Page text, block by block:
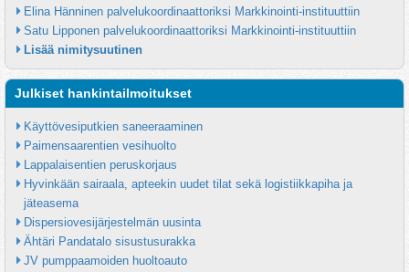
Elina Hänninen palvelukoordinaattoriksi Markkinointi-instituuttiin
Satu Lipponen palvelukoordinaattoriksi Markkinointi-instituuttiin
Lisää nimitysuutinen
Julkiset hankintailmoitukset
Käyttövesiputkien saneeraaminen
Paimensaarentien vesihuolto
Lappalaisentien peruskorjaus
Hyvinkään sairaala, apteekin uudet tilat sekä logistiikkapiha ja
jäteasema
Dispersiovesijärjestelmän uusinta
Ähtäri Pandatalo sisustusurakka
JV pumppaamoiden huoltoauto